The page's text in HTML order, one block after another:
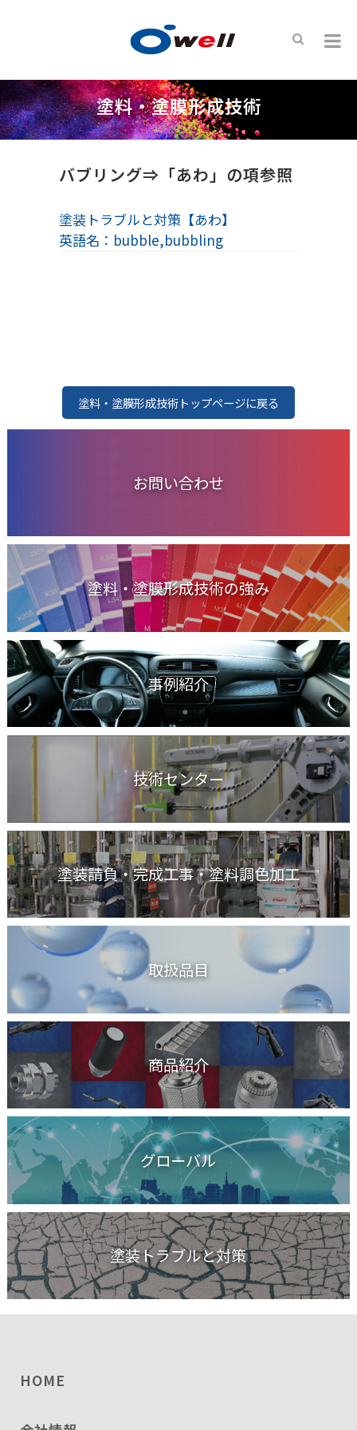
塗料・塗膜形成技術
バブリング⇒「あわ」の項参照
塗装トラブルと対策【あわ】
英語名：bubble,bubbling
塗料・塗膜形成技術トップページに戻る
お問い合わせ
塗料・塗膜形成技術の強み
事例紹介
技術センター
塗装請負・完成工事・塗料調色加工
取扱品目
商品紹介
グローバル
塗装トラブルと対策
HOME